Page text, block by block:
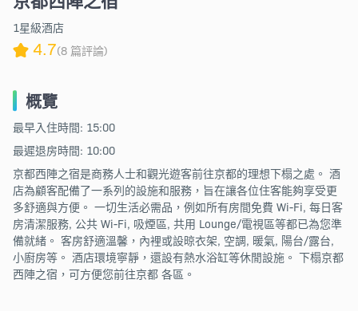
1星級酒店
4.7(8 篇評論)
概覽
最早入住時間: 15:00
最遲退房時間: 10:00
京都西陣之宿是商務人士和觀光遊客前往京都的理想下榻之處。 酒
店為顧客配備了一系列的設施和服務，旨在讓各位住客能夠享受更
多舒適與方便。 一切生活必需品，例如所有房間免費 Wi-Fi, 每日客
房清潔服務, 公共 Wi-Fi, 吸煙區, 共用 Lounge/電視區等都已為您準
備就緒。 客房舒適溫馨，內裡或設晾衣架, 空調, 暖氣, 陽台/露台,
小廚房等。 酒店環境寧靜，還設有熱水浴缸等休閒設施。 下榻京都
西陣之宿，可方便您前往京都 各區。